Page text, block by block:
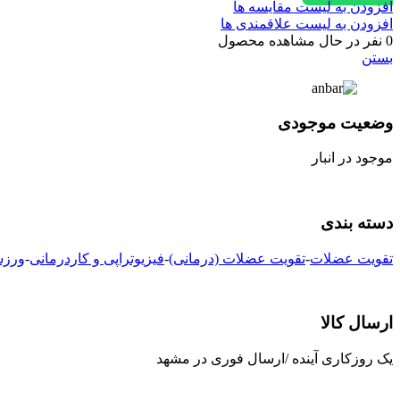
افزودن به لیست مقایسه ها
افزودن به لیست علاقمندی ها
0 نفر در حال مشاهده محصول
بستن
وضعیت موجودی
موجود در انبار
دسته بندی
تقویت عضلات-تقویت عضلات (درمانی)-فیزیوتراپی و کاردرمانی-
ارسال کالا
یک روزکاری آینده /ارسال فوری در مشهد